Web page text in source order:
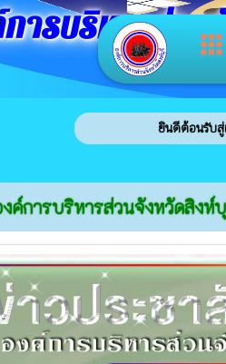
apps
ารบริหารส่วน
ยินดีต้อนรับสู่เว็บไซต์ข
ค์การบริหารส่วนจังหวัดสิงห์